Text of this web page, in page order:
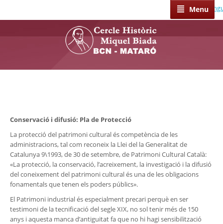
Menu
Select
Conservació i difusió: Pla de Protecció
La protecció del patrimoni cultural és competència de les
administracions, tal com reconeix la Llei del la Generalitat de
Catalunya 9\1993, de 30 de setembre, de Patrimoni Cultural Català:
«La protecció, la conservació, l’acreixement, la investigació i la difusió
del coneixement del patrimoni cultural és una de les obligacions
fonamentals que tenen els poders públics».
El Patrimoni industrial és especialment precari perquè en ser
testimoni de la tecnificació del segle XIX, no sol tenir més de 150
anys i aquesta manca d’antiguitat fa que no hi hagi sensibilització